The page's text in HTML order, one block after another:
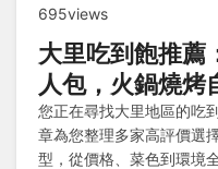
695views
大里吃到飽推薦
人包，火鍋燒烤
您正在尋找大里地區的吃
章為您整理多家高評價選
型，從價格、菜色到環境